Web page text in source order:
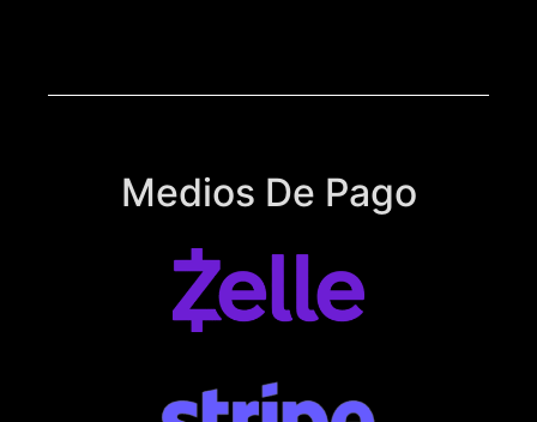
Medios De Pago